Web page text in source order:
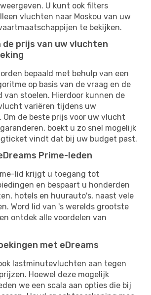
U kunt ook filters
vluchten naar Moskou van uw
te bekijken.
de prijs van uw vluchten
bepaald met behulp van een
op basis van de vraag en de
van stoelen. Hierdoor kunnen de
variëren tijdens uw
Om de beste prijs voor uw vlucht
boekt u zo snel mogelijk
vindt dat bij uw budget past.
Prime-leden
lid krijgt u toegang tot
en bespaart u honderden
hotels en huurauto's, naast vele
Word lid van 's werelds grootste
ontdek alle voordelen van
met eDreams
lastminutevluchten aan tegen
Hoewel deze mogelijk
we een scala aan opties die bij